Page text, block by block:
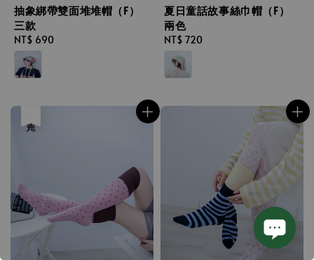
抽象綁帶雙面堆堆帽（F）
三款
Regular
price
NT$ 690
夏日童話故事絲巾帽（F）
兩色
Regular
price
NT$ 720